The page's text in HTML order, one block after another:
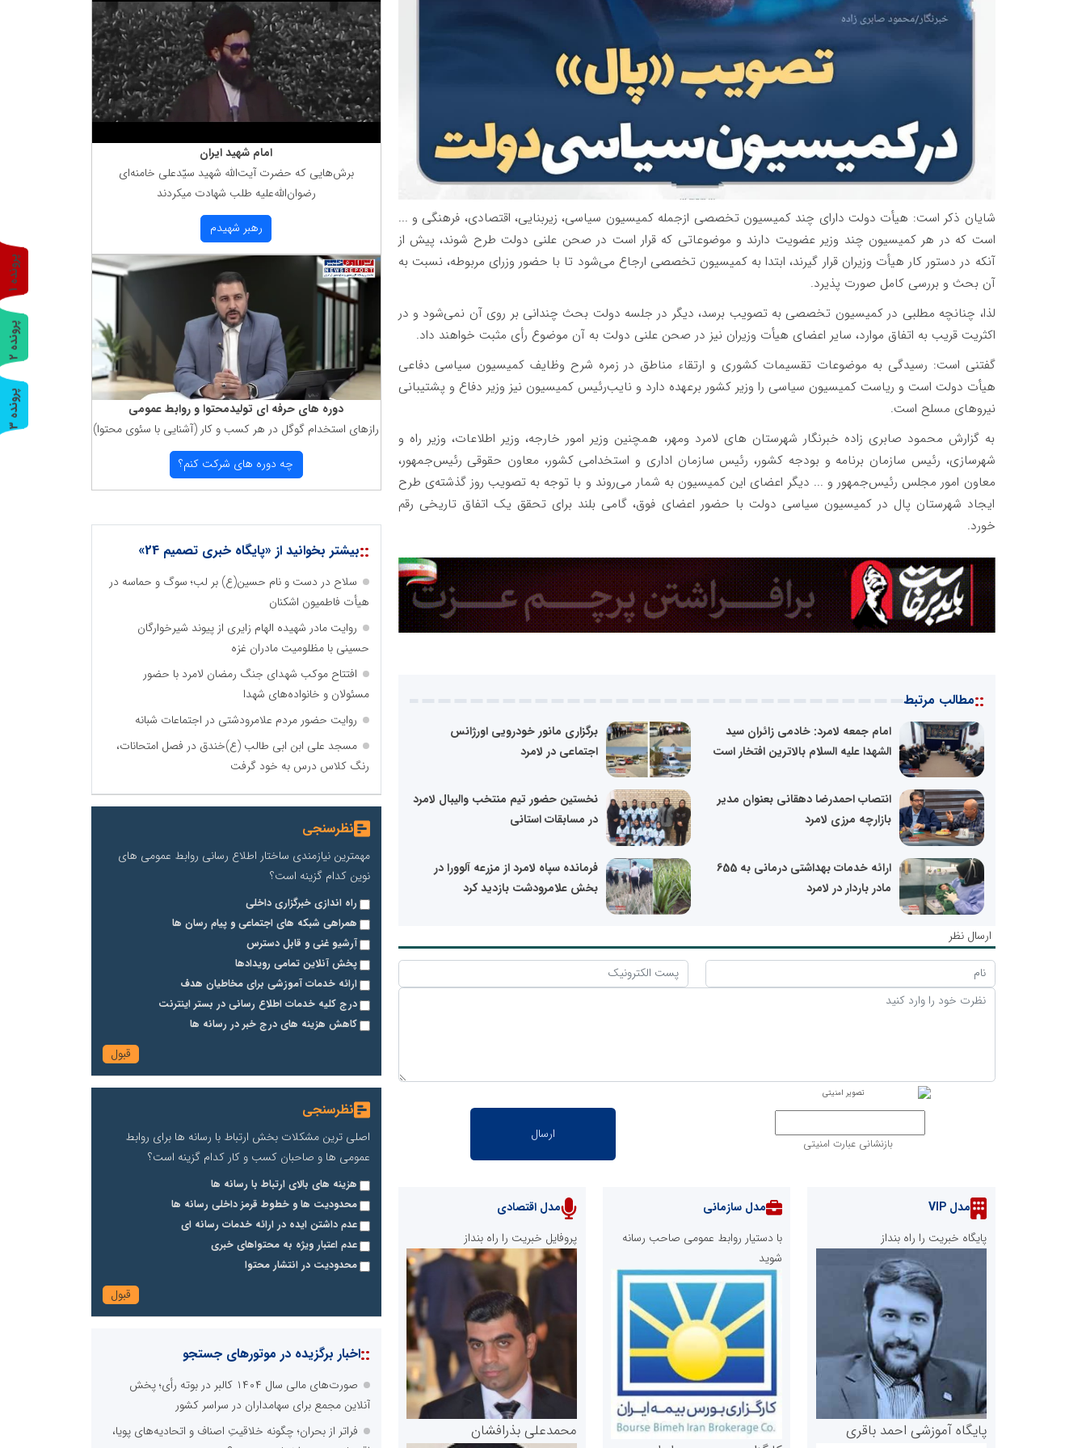
شایان ذکر است: هیأت دولت دارای چند کمیسیون تخصصی ازجمله کمیسیون سیاسی، زیربنایی، اقتصادی، فرهنگی و ...
است که در هر کمیسیون چند وزیر عضویت دارند و موضوعاتی که قرار است در صحن علنی دولت طرح شوند، پیش از
آنکه در دستور کار هیأت وزیران قرار گیرند، ابتدا به کمیسیون تخصصی ارجاع می‌شود تا با حضور وزرای مربوطه، نسبت به
آن بحث و بررسی کامل صورت پذیرد.
لذا، چنانچه مطلبی در کمیسیون تخصصی به تصویب برسد، دیگر در جلسه دولت بحث چندانی بر روی آن نمی‌شود و در
اکثریت قریب به اتفاق موارد، سایر اعضای هیأت وزیران نیز در صحن علنی دولت به آن موضوع رأی مثبت خواهند داد.
گفتنی است: رسیدگی به موضوعات تقسیمات کشوری و ارتقاء مناطق در زمره شرح وظایف کمیسیون سیاسی دفاعی
هیأت دولت است و ریاست کمیسیون سیاسی را وزیر کشور برعهده دارد و نایب‌رئیس کمیسیون نیز وزیر دفاع و پشتیبانی
نیروهای مسلح است.
به گزارش محمود صابری زاده خبرنگار شهرستان های لامرد ومهر، همچنین وزیر امور خارجه، وزیر اطلاعات، وزیر راه و
شهرسازی، رئیس سازمان برنامه و بودجه کشور، رئیس سازمان اداری و استخدامی کشور، معاون حقوقی رئیس‌جمهور،
معاون امور مجلس رئیس‌جمهور و ... دیگر اعضای این کمیسیون به شمار می‌روند و با توجه به تصویب روز گذشته‌ی طرح
ایجاد شهرستان پال در کمیسیون سیاسی دولت با حضور اعضای فوق، گامی بلند برای تحقق یک اتفاق تاریخی رقم
خورد.
::مطالب مرتبط
امام جمعه لامرد: خادمی زائران سید
الشهدا علیه السلام بالاترین افتخار است
برگزاری مانور خودرویی اورژانس
اجتماعی در لامرد
انتصاب احمدرضا دهقانی بعنوان مدیر
بازارچه مرزی لامرد
نخستین حضور تیم منتخب والیبال لامرد
در مسابقات استانی
ارائه خدمات بهداشتی درمانی به 655
مادر باردار در لامرد
فرمانده سپاه لامرد از مزرعه آلوورا در
بخش علامرودشت بازدید کرد
ارسال نظر
بازنشانی عبارت امنیتی
مدل VIP
پایگاه خبریت را راه بنداز
پایگاه آموزشی احمد باقری
مدل سازمانی
با دستیار روابط عمومی صاحب رسانه
شوید
مدل اقتصادی
پروفایل خبریت را راه بنداز
محمدعلی بذرافشان
امام شهید ایران
برش‌هایی كه حضرت آیت‌الله شهید سیّدعلی خامنه‌ای
رضوان‌الله‌علیه طلب شهادت میكردند
رهبر شهیدم
دوره های حرفه ای تولیدمحتوا و روابط عمومی
رازهای استخدام گوگل در هر كسب و كار (آشنایی با سئوی محتوا)
چه دوره های شركت كنم؟
::بیشتر بخوانید از «پایگاه خبری تصمیم 24»
سلاح در دست و نام حسین(ع) بر لب؛ سوگ و حماسه در
هیأت فاطمیون اشکنان
روایت مادر شهیده الهام زایری از پیوند شیرخوارگان
حسینی با مظلومیت مادران غزه
افتتاح موکب شهدای جنگ رمضان لامرد با حضور
مسئولان و خانواده‌های شهدا
روایت حضور مردم علامرودشتی در اجتماعات شبانه
مسجد علی ابن ابی طالب (ع)خندق در فصل امتحانات،
رنگ کلاس درس به خود گرفت
نظرسنجی
مهمترین نیازمندی ساختار اطلاع رسانی روابط عمومی های
نوین کدام گزینه است؟
راه اندازی خبرگزاری داخلی
همراهی شبکه های اجتماعی و پیام رسان ها
آرشیو غنی و قابل دسترس
پخش آنلاین تمامی رویدادها
ارائه خدمات آموزشی برای مخاطیان هدف
درج کلیه خدمات اطلاع رسانی در بستر اینترنت
کاهش هزینه های درج خبر در رسانه ها
نظرسنجی
اصلی ترین مشکلات بخش ارتباط با رسانه ها برای روابط
عمومی ها و صاحبان کسب و کار کدام گزینه است؟
هزینه های بالای ارتباط با رسانه ها
محدودیت ها و خطوط قرمز داخلی رسانه ها
عدم داشتن ایده در ارائه خدمات رسانه ای
عدم اعتبار ویژه به محتواهای خبری
محدودیت در انتشار محتوا
::اخبار برگزیده در موتورهای جستجو
صورت‌های مالی سال ۱۴۰۴ کالبر در بوته رأی؛ پخش
آنلاین مجمع برای سهامداران در سراسر کشور
فراتر از بحران؛ چگونه خلاقیتِ اصناف و اتحادیه‌های پویا،
پ
ر
و
ن
د
ه
1
پ
ر
و
ن
د
ه
2
پ
ر
و
ن
د
ه
3